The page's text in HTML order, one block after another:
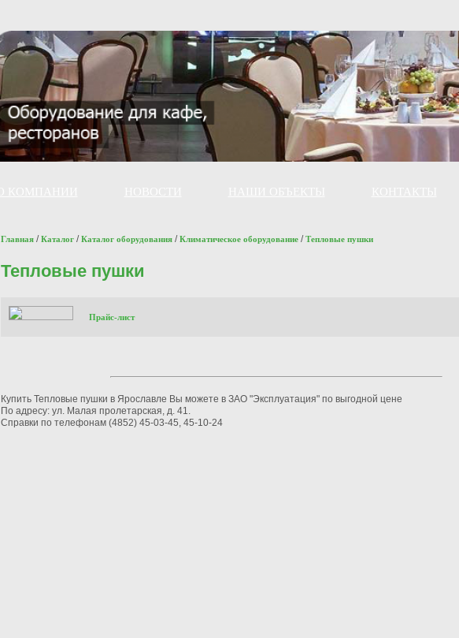
Главная/Каталог/Каталог оборудования/Климатическое оборудование/Тепловые пушки
Тепловые пушки
Прайс-лист
Купить Тепловые пушки в Ярославле Вы можете в ЗАО "Эксплуатация" по выгодной цене
По адресу: ул. Малая пролетарская, д. 41.
Справки по телефонам (4852) 45-03-45, 45-10-24